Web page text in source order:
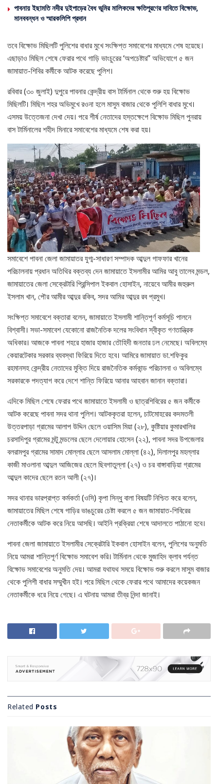
পাবনায় ইছামতি নদীর দুইপাড়ের বৈধ ভূমির মালিকদের ক্ষতিপূরণের দাবিতে বিক্ষোভ,
মানববন্ধন ও স্মারকলিপি প্রদান
তবে বিক্ষোভ মিছিলটি পুলিশের বাধার মুখে সংক্ষিপ্ত সমাবেশের মাধ্যমে শেষ হয়েছে।
এছাড়াও মিছিল শেষে ফেরার পথে গাড়ি ভাংচুরের ‘অপচেষ্টার’’ অভিযোগে ৫ জন
জামায়াত-শিবির কর্মীকে আটক করেছে পুলিশ।
রবিবার (৩০ জুলাই) দুপুরে পাবনার কেন্দ্রীয় বাস টার্মিনাল থেকে শুরু হয় বিক্ষোভ
মিছিলটি। মিছিল শহর অভিমুখে রওনা হলে মাসুম বাজার থেকে পুলিশি বাধার মুখে।
এসময় উত্তেজনা দেখা দেয়। পরে শীর্ষ নেতাদের হস্তক্ষেপে বিক্ষোভ মিছিল পুনরায়
বাস টার্মিনালের শহীদ মিনারে সমাবেশের মাধ্যমে শেষ করা হয়।
সমাবেশে পাবনা জেলা জামায়াতর যুগ্ম-সাধারণ সম্পাদক আব্দুল গাফফার খানের
পরিচালনায় প্রধান অতিথির বক্তব্য দেন জামায়াতে ইসলামীর আমির আবু তালেব মন্ডল,
জামায়াতের জেলা সেক্রেটারি প্রিন্সিপাল ইকবাল হোসাইন, নায়েবে আমীর জহুরুল
ইসলাম খান, পৌর আমীর আব্দুর রকিব, সদর আমির আব্দুর রব প্রমুখ।
সংক্ষিপ্ত সমাবেশে বক্তারা বলেন, জামায়াতে ইসলামী শান্তিপূর্ণ কর্মসূচি পালনে
বিশ্বাসী। সভা-সমাবেশ যেকোনো রাজনৈতিক দলের সংবিধান স্বীকৃত গণতান্ত্রিক
অধিকার। আজকে পাবনা শহরে হাজার হাজার তৌহিদী জনতার ঢল নেমেছে। অবিলম্বে
কেয়ারটেকার সরকার ব্যবস্থা ফিরিয়ে দিতে হবে। আমিরে জামায়াত ডা.শফিকুর
রহমানসহ কেন্দ্রীয় নেতাদের মুক্তি দিয়ে রাজনৈতিক কর্মকান্ড পরিচালনা ও অবিলম্বে
সরকারকে পদত্যাগ করে দেশে শান্তি ফিরিয়ে আনার আহবান জানান বক্তারা।
এদিকে মিছিল শেষে ফেরার পথে জামায়াতে ইসলামী ও ছাত্রশিবিরের ৫ জন কর্মীকে
আটক করেছে পাবনা সদর থানা পুলিশ। আটককৃতরা হলেন, চাটমোহরের কদমতলী
উত্তরপাড়া গ্রামের আলাপ উদ্দিন ছেলে ওয়াসিম মিয়া (২৮), কুষ্টিয়ার কুমারখালির
চরসাদিপুর গ্রামের মন্টু মন্ডলের ছেলে দেলোয়ার হোসেন (২২), পাবনা সদর উপজেলার
বলরামপুর গ্রামের সামাদ মোল্লার ছেলে আসলাম মোল্লা (৪২), দিলালপুর মহল্লার
কাজী মাওলানা আব্দুল আজিজের ছেলে ছিবগাতুল্লা (২৭) ও চর বাঙ্গাবাড়িয়া গ্রামের
আব্দুল কাদের ছেলে রতন আলী (২৭)।
সদর থানার ভারপ্রাপ্ত কর্মকর্তা (ওসি) কৃপা সিন্ধু বালা বিষয়টি নিশ্চিত করে বলেন,
জামায়াতের মিছিল শেষে গাড়ির ভাঙচুরের চেষ্টা করলে ৫ জন জামায়াত-শিবিরের
নেতাকর্মীকে আটক করে নিয়ে আসছি। আইনি প্রক্রিয়া শেষে আদালতে পাঠানো হবে।
পাবনা জেলা জামায়াতে ইসলামীর সেক্রেটারি ইকবাল হোসাইন বলেন, পুলিশের অনুমতি
নিয়ে আমরা শান্তিপূর্ণ বিক্ষোভ সমাবেশ করি। টার্মিনাল থেকে মুজাহিদ ক্লাব পর্যন্ত
বিক্ষোভ সমাবেশের অনুমতি দেয়। আমরা যথাযথ সময়ে বিক্ষোভ শুরু করলে মাসুম বাজার
থেকে পুলিশী বাধার সম্মুখীন হই। পরে মিছিল থেকে ফেরার পথে আমাদের কয়েকজন
নেতাকর্মীকে ধরে নিয়ে গেছে। এ ঘটনায় আমরা তীব্র নিন্দা জানাই।
Related Posts